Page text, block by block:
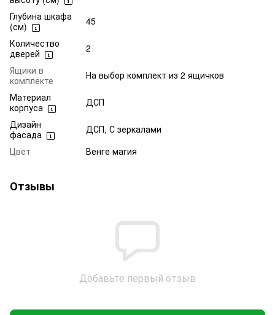
Глубина шкафа
(см)
45
Количество
дверей
2
Ящики в
комплекте
На выбор комплект из 2 ящичков
Материал
корпуса
ДСП
Дизайн
фасада
ДСП, С зеркалами
Цвет
Венге магия
Отзывы
Добавьте первый отзыв